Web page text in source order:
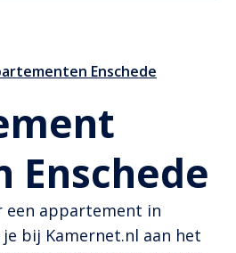
Enschede
Enschede
een appartement in
je bij Kamernet.nl aan het